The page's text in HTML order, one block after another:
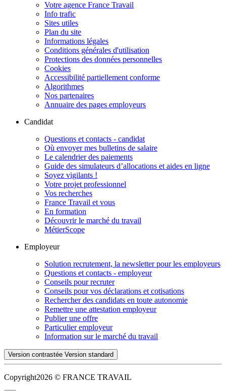
Votre agence France Travail
Info trafic
Sites utiles
Plan du site
Informations légales
Conditions générales d'utilisation
Protections des données personnelles
Cookies
Accessibilité partiellement conforme
Algorithmes
Nos partenaires
Annuaire des pages employeurs
Candidat
Questions et contacts - candidat
Où envoyer mes bulletins de salaire
Le calendrier des paiements
Guide des simulateurs d’allocations et aides en ligne
Soyez vigilants !
Votre projet professionnel
Vos recherches
France Travail et vous
En formation
Découvrir le marché du travail
MétierScope
Employeur
Solution recrutement, la newsletter pour les employeurs
Questions et contacts - employeur
Conseils pour recruter
Conseils pour vos déclarations et cotisations
Rechercher des candidats en toute autonomie
Remettre une attestation employeur
Publier une offre
Particulier employeur
Information sur le marché du travail
Version contrastée Version standard
Copyright2026 © FRANCE TRAVAIL